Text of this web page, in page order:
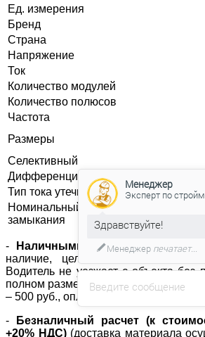
Ед. измерения
Бренд
Страна
Напряжение
Ток
Количество модулей
Количество полюсов
Частота
Размеры
Селективный
Дифференциальный ток
Тип тока утечки
Номинальный условный ток короткого
замыкания
- Наличными
(при получении
наличие, целостность, и
Водитель не уезжает с объекта без
полном размере, за каждые полчаса
– 500 руб., оплачивается
-
Безналичный расчет (к
+20% НДС) (доставка материала
Введите сообщение
Менеджер
Эксперт по
Здравствуйте!
Менеджер печатает...